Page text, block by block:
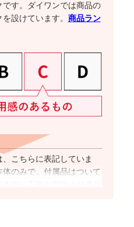
す。ダイワンでは商品の
設けています。 商品ラン
こちらに表記していま
のみで、付属品はついて